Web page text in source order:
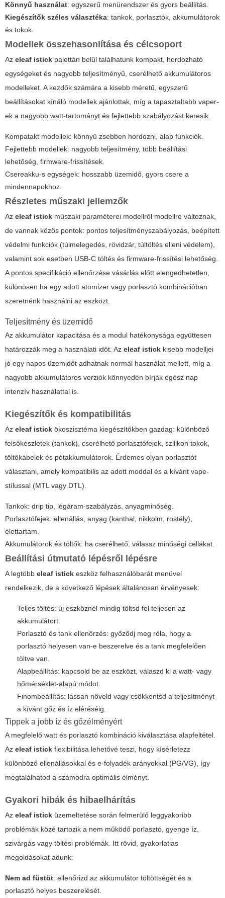
Könnyű használat: egyszerű menürendszer és gyors beállítás.
Kiegészítők széles választéka: tankok, porlasztók, akkumulátorok
és tokok.
Modellek összehasonlítása és célcsoport
Az eleaf istick palettán belül találhatunk kompakt, hordozható
egységeket és nagyobb teljesítményű, cserélhető akkumulátoros
modelleket. A kezdők számára a kisebb méretű, egyszerű
beállításokat kínáló modellek ajánlottak, míg a tapasztaltabb vaper-
ek a nagyobb watt-tartományt és fejlettebb szabályozást keresik.
Kompatakt modellek: könnyű zsebben hordozni, alap funkciók.
Fejlettebb modellek: nagyobb teljesítmény, több beállítási
lehetőség, firmware-frissítések.
Csereakku-s egységek: hosszabb üzemidő, gyors csere a
mindennapokhoz.
Részletes műszaki jellemzők
Az eleaf istick műszaki paraméterei modellről modellre változnak,
de vannak közös pontok: pontos teljesítményszabályozás, beépített
védelmi funkciók (túlmelegedés, rövidzár, túltöltés elleni védelem),
valamint sok esetben USB-C töltés és firmware-frissítési lehetőség.
A pontos specifikáció ellenőrzése vásárlás előtt elengedhetetlen,
különösen ha egy adott atomizer vagy porlasztó kombinációban
szeretnénk használni az eszközt.
Teljesítmény és üzemidő
Az akkumulátor kapacitása és a modul hatékonysága együttesen
határozzák meg a használati időt. Az eleaf istick kisebb modelljei
jó egy napos üzemidőt adhatnak normál használat mellett, míg a
nagyobb akkumulátoros verziók könnyedén bírják egész nap
intenzív használattal is.
Kiegészítők és kompatibilitás
Az eleaf istick ökoszisztéma kiegészítőkben gazdag: különböző
felsőkészletek (tankok), cserélhető porlasztófejek, szilikon tokok,
töltőkábelek és pótakkumulátorok. Érdemes olyan porlasztót
választani, amely kompatibilis az adott moddal és a kívánt vape-
stílussal (MTL vagy DTL).
Tankok: drip tip, légáram-szabályzás, anyagminőség.
Porlasztófejek: ellenállás, anyag (kanthal, nikkolm, rostély),
élettartam.
Akkumulátorok és töltők: ha cserélhető, válassz minőségi cellákat.
Beállítási útmutató lépésről lépésre
A legtöbb eleaf istick eszköz felhasználóbarát menüvel
rendelkezik, de a következő lépések általánosan érvényesek:
Teljes töltés: új eszköznél mindig töltsd fel teljesen az
akkumulátort.
Porlasztó és tank ellenőrzés: győződj meg róla, hogy a
porlasztó helyesen van-e beszerelve és a tank megfelelően
töltve van.
Alapbeállítás: kapcsold be az eszközt, válaszd ki a watt- vagy
hőmérséklet-alapú módot.
Finombeállítás: lassan növeld vagy csökkentsd a teljesítményt
a kívánt gőz és íz eléréséig.
Tippek a jobb íz és gőzélményért
A megfelelő watt és porlasztó kombináció kiválasztása alapfeltétel.
Az eleaf istick flexibilitása lehetővé teszi, hogy kísérletezz
különböző ellenállásokkal és e-folyadék arányokkal (PG/VG), így
megtalálhatod a számodra optimális élményt.
Gyakori hibák és hibaelhárítás
Az eleaf istick üzemeltetése során felmerülő leggyakoribb
problémák közé tartozik a nem működő porlasztó, gyenge íz,
szivárgás vagy töltési problémák. Itt rövid, gyakorlatias
megoldásokat adunk:
Nem ad füstöt: ellenőrizd az akkumulátor töltöttségét és a
porlasztó helyes beszerelését.